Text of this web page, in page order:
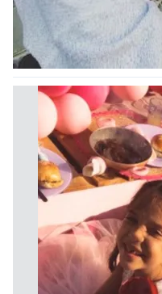
verileriniz işlenmekte
toplumu hizmetlerinin
kullanılmaktadır. Diğer
kılınması ve
reklam/pazarlama
sınırlı olarak açık
Çerezlere ilişkin
vasıtasıyla
için Ayarlar butonuna
Metnimizi
ziyaret
6698 sayılı Kişisel
hazırlanmış Aydınlatma
ilgili mevzuata uygun